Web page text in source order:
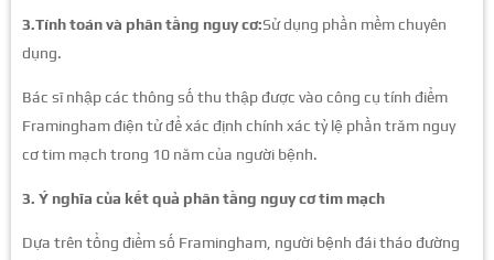
3.Tính toán và phân tầng nguy cơ:Sử dụng phần mềm chuyên
dụng.
Bác sĩ nhập các thông số thu thập được vào công cụ tính điểm
Framingham điện tử để xác định chính xác tỷ lệ phần trăm nguy
cơ tim mạch trong 10 năm của người bệnh.
3. Ý nghĩa của kết quả phân tầng nguy cơ tim mạch
Dựa trên tổng điểm số Framingham, người bệnh đái tháo đường